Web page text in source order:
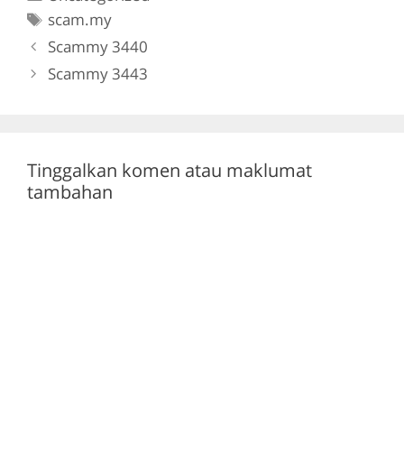
b
o
a
m
Tags
scam.my
Scammy 3440
Scammy 3443
Tinggalkan komen atau maklumat
tambahan